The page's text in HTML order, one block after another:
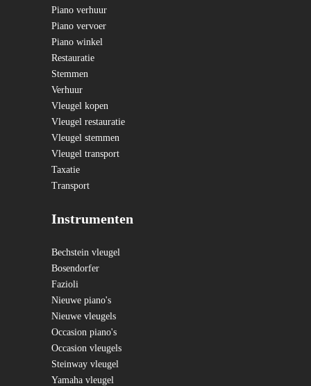
Piano verhuur
Piano vervoer
Piano winkel
Restauratie
Stemmen
Verhuur
Vleugel kopen
Vleugel restauratie
Vleugel stemmen
Vleugel transport
Taxatie
Transport
Instrumenten
Bechstein vleugel
Bosendorfer
Fazioli
Nieuwe piano's
Nieuwe vleugels
Occasion piano's
Occasion vleugels
Steinway vleugel
Yamaha vleugel